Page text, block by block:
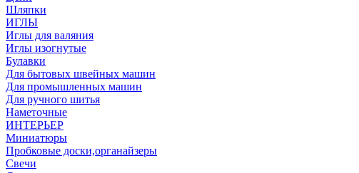
Шляпки
ИГЛЫ
Иглы для валяния
Иглы изогнутые
Булавки
Для бытовых швейных машин
Для промышленных машин
Для ручного шитья
Наметочные
ИНТЕРЬЕР
Миниатюры
Пробковые доски,органайзеры
Свечи